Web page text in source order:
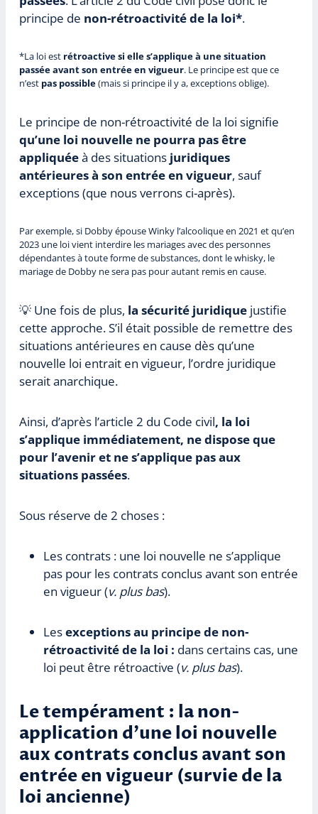
principe de non-rétroactivité de la loi*.
*La loi est rétroactive si elle s’applique à une situation
passée avant son entrée en vigueur. Le principe est que ce
n’est pas possible(mais si principe il y a, exceptions oblige).
Le principe de non-rétroactivité de la loi signifie
qu’une loi nouvelle ne pourra pas être
appliquéeà des situations juridiques
antérieures à son entrée en vigueur, sauf
exceptions (que nous verrons ci-après).
Par exemple, si Dobby épouse Winky l’alcoolique en 2021 et qu’en
2023 une loi vient interdire les mariages avec des personnes
dépendantes à toute forme de substances, dont le whisky, le
mariage de Dobby ne sera pas pour autant remis en cause.
💡 Une fois de plus, la sécurité juridique justifie
cette approche. S’il était possible de remettre des
situations antérieures en cause dès qu’une
nouvelle loi entrait en vigueur, l’ordre juridique
serait anarchique.
Ainsi, d’après l’article 2 du Code civil, la loi
s’applique immédiatement, ne dispose que
pour l’avenir et ne s’applique pas aux
situations passées.
Sous réserve de 2 choses :
Les contrats : une loi nouvelle ne s’applique
pas pour les contrats conclus avant son entrée
en vigueur (v. plus bas).
Lesexceptions au principe de non-
rétroactivité de la loi : dans certains cas, une
loi peut être rétroactive (v. plus bas).
Le tempérament : la non-
application d’une loi nouvelle
aux contrats conclus avant son
entrée en vigueur (survie de la
loi ancienne)